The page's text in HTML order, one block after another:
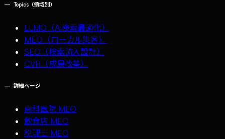
— Topics（領域別）
LLMO（AI検索最適化）
MEO（ローカル集客）
SEO（検索流入設計）
CVR（成果改善）
— 詳細ページ
歯科医院 MEO
飲食店 MEO
税理士 MEO